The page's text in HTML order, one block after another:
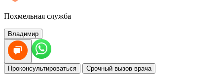
Похмельная служба
Владимир
Проконсультироваться Срочный вызов врача